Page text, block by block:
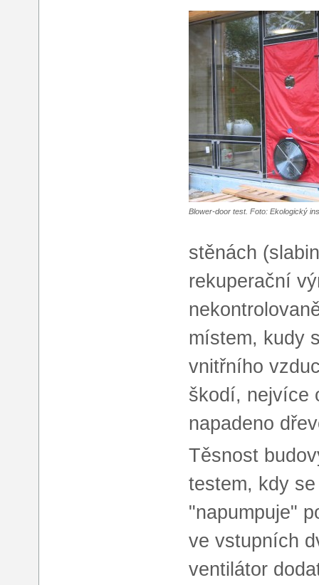
Blower-door test. Foto: Ekologický
stěnách
rekuperační
místem, kudy
vnitřního
škodí, nejvíce
napadeno
Těsnost
testem, kdy
"napumpuje"
ve vstupních
ventilátor